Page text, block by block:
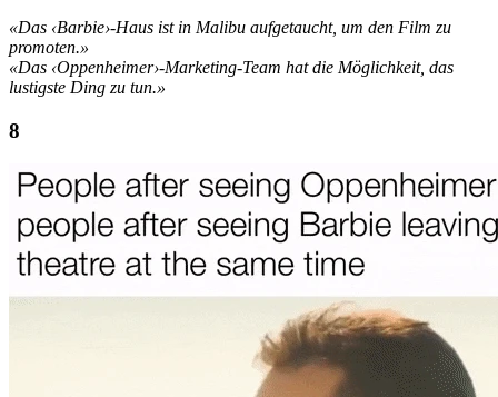
«Das ‹Barbie›-Haus ist in Malibu aufgetaucht, um den Film zu
promoten.»
«Das ‹Oppenheimer›-Marketing-Team hat die Möglichkeit, das
lustigste Ding zu tun.»